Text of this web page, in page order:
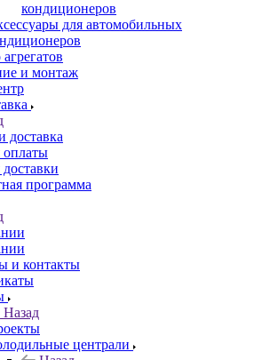
кондиционеров
для автомобильных
и монтаж
доставка
оплаты
программа
и контакты
Назад
централи